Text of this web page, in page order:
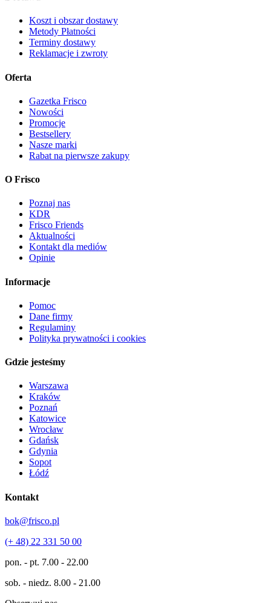
Koszt i obszar dostawy
Metody Płatności
Terminy dostawy
Reklamacje i zwroty
Oferta
Gazetka Frisco
Nowości
Promocje
Bestsellery
Nasze marki
Rabat na pierwsze zakupy
O Frisco
Poznaj nas
KDR
Frisco Friends
Aktualności
Kontakt dla mediów
Opinie
Informacje
Pomoc
Dane firmy
Regulaminy
Polityka prywatności i cookies
Gdzie jesteśmy
Warszawa
Kraków
Poznań
Katowice
Wrocław
Gdańsk
Gdynia
Sopot
Łódź
Kontakt
bok@frisco.pl
(+ 48) 22 331 50 00
pon. - pt. 7.00 - 22.00
sob. - niedz. 8.00 - 21.00